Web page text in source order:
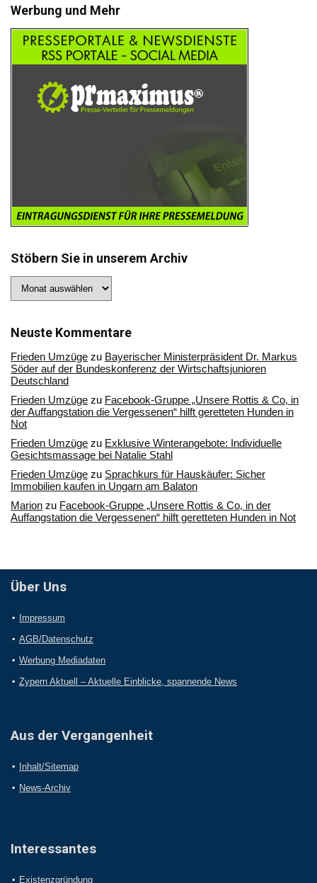
Werbung und Mehr
Stöbern Sie in unserem Archiv
Sie
Archiv
Neuste Kommentare
Frieden Umzüge zu Bayerischer Ministerpräsident Dr. Markus
Söder auf der Bundeskonferenz der Wirtschaftsjunioren
Deutschland
Frieden Umzüge zu Facebook-Gruppe „Unsere Rottis & Co, in
der Auffangstation die Vergessenen“ hilft geretteten Hunden in
Not
Frieden Umzüge zu Exklusive Winterangebote: Individuelle
Gesichtsmassage bei Natalie Stahl
Frieden Umzüge zu Sprachkurs für Hauskäufer: Sicher
Immobilien kaufen in Ungarn am Balaton
Marion zu Facebook-Gruppe „Unsere Rottis & Co, in der
Auffangstation die Vergessenen“ hilft geretteten Hunden in Not
Über Uns
Impressum
AGB/Datenschutz
Werbung Mediadaten
Zypern Aktuell – Aktuelle Einblicke, spannende News
Aus der Vergangenheit
Inhalt/Sitemap
News-Archiv
Interessantes
Existenzgründung